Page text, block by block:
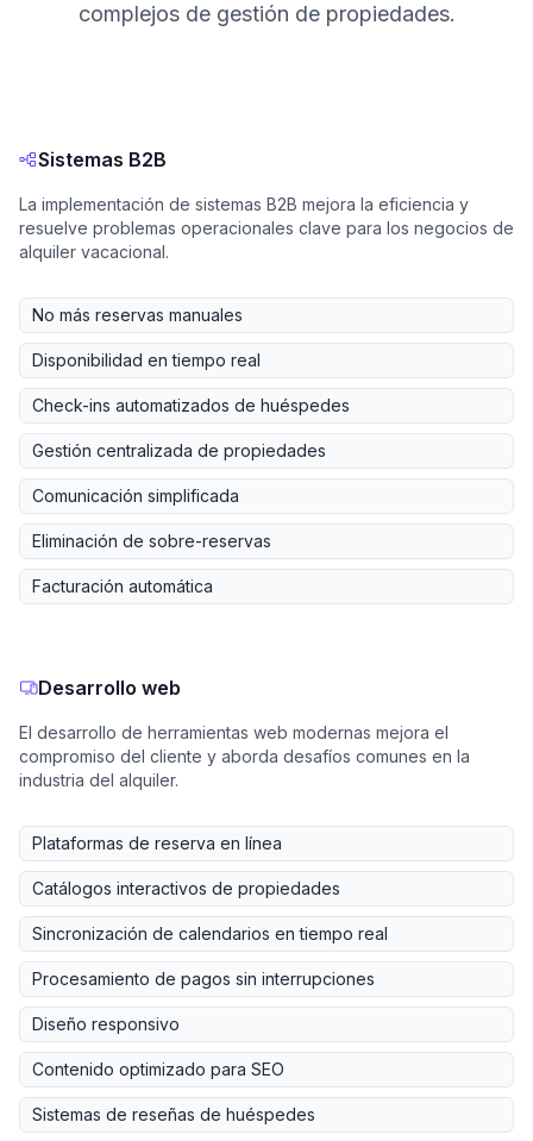
complejos de gestión de propiedades.
Sistemas B2B
La implementación de sistemas B2B mejora la eficiencia y
resuelve problemas operacionales clave para los negocios de
alquiler vacacional.
No más reservas manuales
Disponibilidad en tiempo real
Check-ins automatizados de huéspedes
Gestión centralizada de propiedades
Comunicación simplificada
Eliminación de sobre-reservas
Facturación automática
Desarrollo web
El desarrollo de herramientas web modernas mejora el
compromiso del cliente y aborda desafíos comunes en la
industria del alquiler.
Plataformas de reserva en línea
Catálogos interactivos de propiedades
Sincronización de calendarios en tiempo real
Procesamiento de pagos sin interrupciones
Diseño responsivo
Contenido optimizado para SEO
Sistemas de reseñas de huéspedes